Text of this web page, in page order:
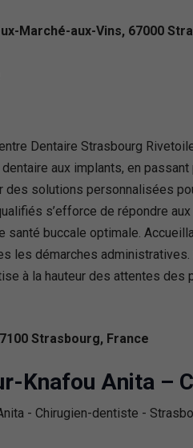
Marché-aux-Vins, 67000
Dentaire Strasbourg
dentaire aux implants, en
des solutions personnalisées
s’efforce de répondre
santé buccale optimale.
les démarches
à la hauteur des attentes des
Strasbourg, France
Knafou Anita –